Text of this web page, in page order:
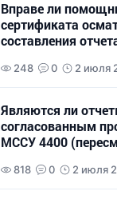
Вправе ли
сертификата
составления
248 0 2 июля
Являются ли
согласованным
МССУ 4400
818 0 2 июля